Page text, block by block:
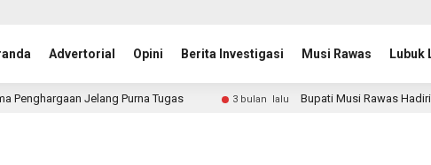
Advertorial Opini Berita Investigasi Musi Rawas Lubuk
Purna Tugas 3 bulan lalu Bupati Musi Rawas Hadiri Rakor